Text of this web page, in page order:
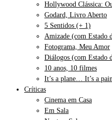
Hollywood Clássica:
Godard, Livro Aberto
5 Sentidos (+ 1)
Amizade (com Estado
Fotograma, Meu Amor
Diálogos (com Estado
10 anos, 10 filmes
It’s a plane… It’s a
Críticas
Cinema em Casa
Em Sala